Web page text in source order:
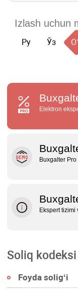
Ру Ўз
Elektron
Buxgalter
Ekspert
Soliq kodeksi
Foyda soligʻi